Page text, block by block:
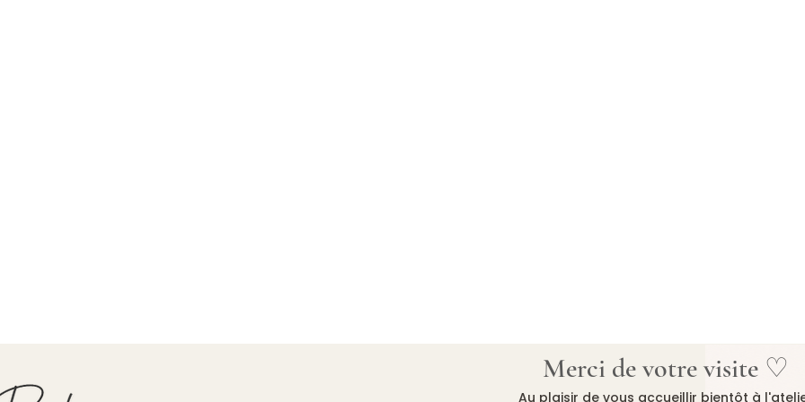
Merci de votre visite ♡
Au plaisir de vous accueillir bientôt à